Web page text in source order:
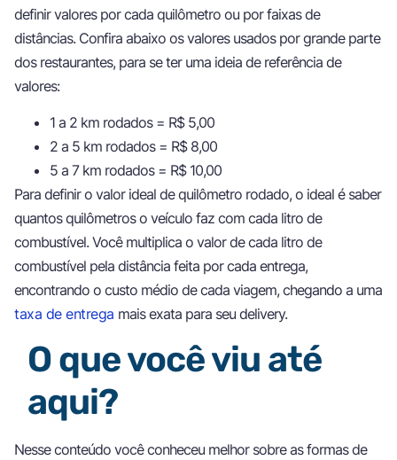
definir valores por cada quilômetro ou por faixas de
distâncias. Confira abaixo os valores usados por grande parte
dos restaurantes, para se ter uma ideia de referência de
valores:
1 a 2 km rodados = R$ 5,00
2 a 5 km rodados = R$ 8,00
5 a 7 km rodados = R$ 10,00
Para definir o valor ideal de quilômetro rodado, o ideal é saber
quantos quilômetros o veículo faz com cada litro de
combustível. Você multiplica o valor de cada litro de
combustível pela distância feita por cada entrega,
encontrando o custo médio de cada viagem, chegando a uma
taxa de entrega mais exata para seu delivery.
O que você viu até
aqui?
Nesse conteúdo você conheceu melhor sobre as formas de